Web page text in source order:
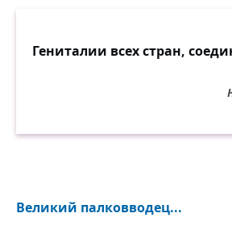
Гениталии всех стран,
Великий палковводец...